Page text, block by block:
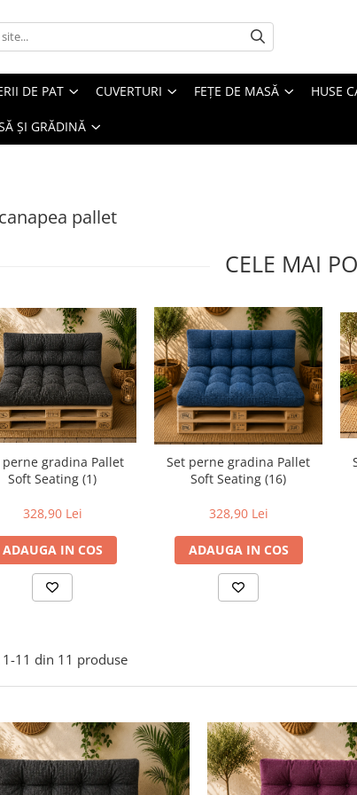
DE PAT CUVERTURI FEȚE DE MASĂ HUSE
ȘI GRĂDINĂ
pallet
CELE MAI
perne gradina Pallet
Soft Seating (1)
328,90 Lei
ADAUGA IN COS
Set perne gradina Pallet
Soft Seating (16)
328,90 Lei
ADAUGA IN COS
1-11 din 11 produse